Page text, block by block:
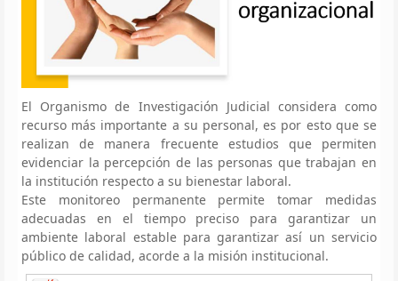
El Organismo de Investigación Judicial considera como
recurso más importante a su personal, es por esto que se
realizan de manera frecuente estudios que permiten
evidenciar la percepción de las personas que trabajan en
la institución respecto a su bienestar laboral.
Este monitoreo permanente permite tomar medidas
adecuadas en el tiempo preciso para garantizar un
ambiente laboral estable para garantizar así un servicio
público de calidad, acorde a la misión institucional.